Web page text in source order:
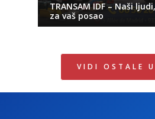
TRANSAM IDF – Naši
za vaš posao
VIDI OSTALE